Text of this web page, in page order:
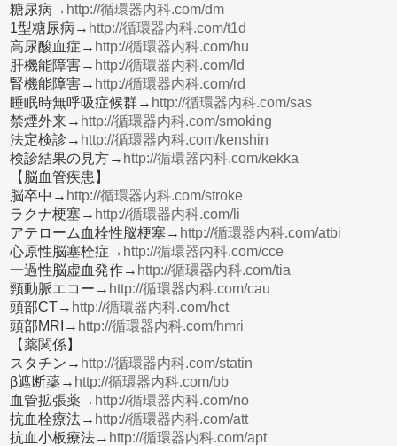
糖尿病→ http://循環器内科.com/dm
1型糖尿病→ http://循環器内科.com/t1d
高尿酸血症→ http://循環器内科.com/hu
肝機能障害→ http://循環器内科.com/ld
腎機能障害→ http://循環器内科.com/rd
睡眠時無呼吸症候群→ http://循環器内科.com/sas
禁煙外来→ http://循環器内科.com/smoking
法定検診→ http://循環器内科.com/kenshin
検診結果の見方→ http://循環器内科.com/kekka
【脳血管疾患】
脳卒中→ http://循環器内科.com/stroke
ラクナ梗塞→ http://循環器内科.com/li
アテローム血栓性脳梗塞→ http://循環器内科.com/atbi
心原性脳塞栓症→ http://循環器内科.com/cce
一過性脳虚血発作→ http://循環器内科.com/tia
頸動脈エコー→ http://循環器内科.com/cau
頭部CT→ http://循環器内科.com/hct
頭部MRI→ http://循環器内科.com/hmri
【薬関係】
スタチン→ http://循環器内科.com/statin
β遮断薬→ http://循環器内科.com/bb
血管拡張薬→ http://循環器内科.com/no
抗血栓療法→ http://循環器内科.com/att
抗血小板療法→ http://循環器内科.com/apt